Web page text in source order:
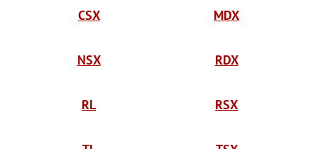
CSX MDX
NSX RDX
RL RSX